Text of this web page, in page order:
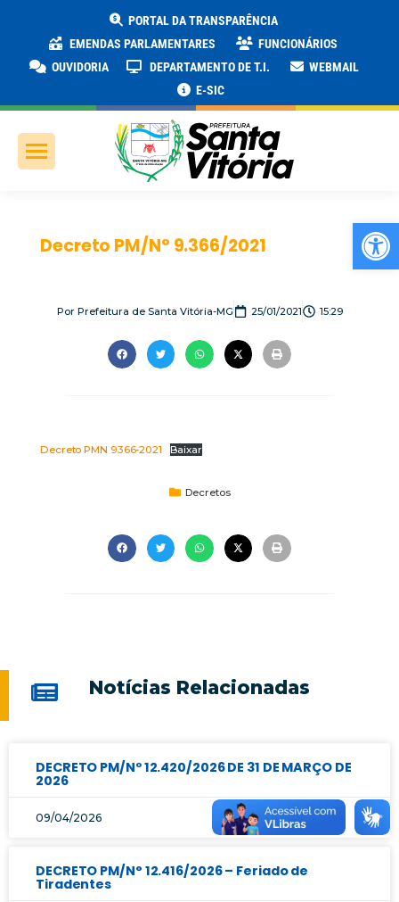
PORTAL DA TRANSPARÊNCIA
EMENDAS PARLAMENTARES
FUNCIONÁRIOS
OUVIDORIA
DEPARTAMENTO DE T.I.
WEBMAIL
E-SIC
Decreto PM/N° 9.366/2021
PorPrefeitura de Santa Vitória-MG 25/01/2021 15:29
Decreto PMN 9366-2021 Baixar
Decretos
Notícias Relacionadas
DECRETO PM/Nº 12.420/2026 DE 31 DE MARÇO DE
2026
09/04/2026
DECRETO PM/N° 12.416/2026 – Feriado de
Tiradentes